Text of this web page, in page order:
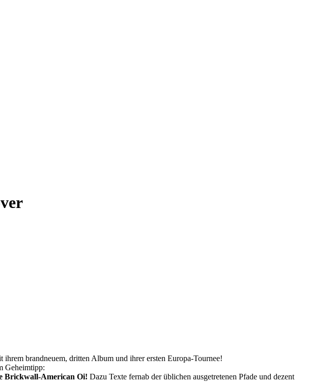
brandneuem, dritten Album und ihrer ersten Europa-Tournee!
Geheimtipp:
Brickwall-American Oi! Dazu Texte fernab der üblichen ausgetretenen Pfade und dezent